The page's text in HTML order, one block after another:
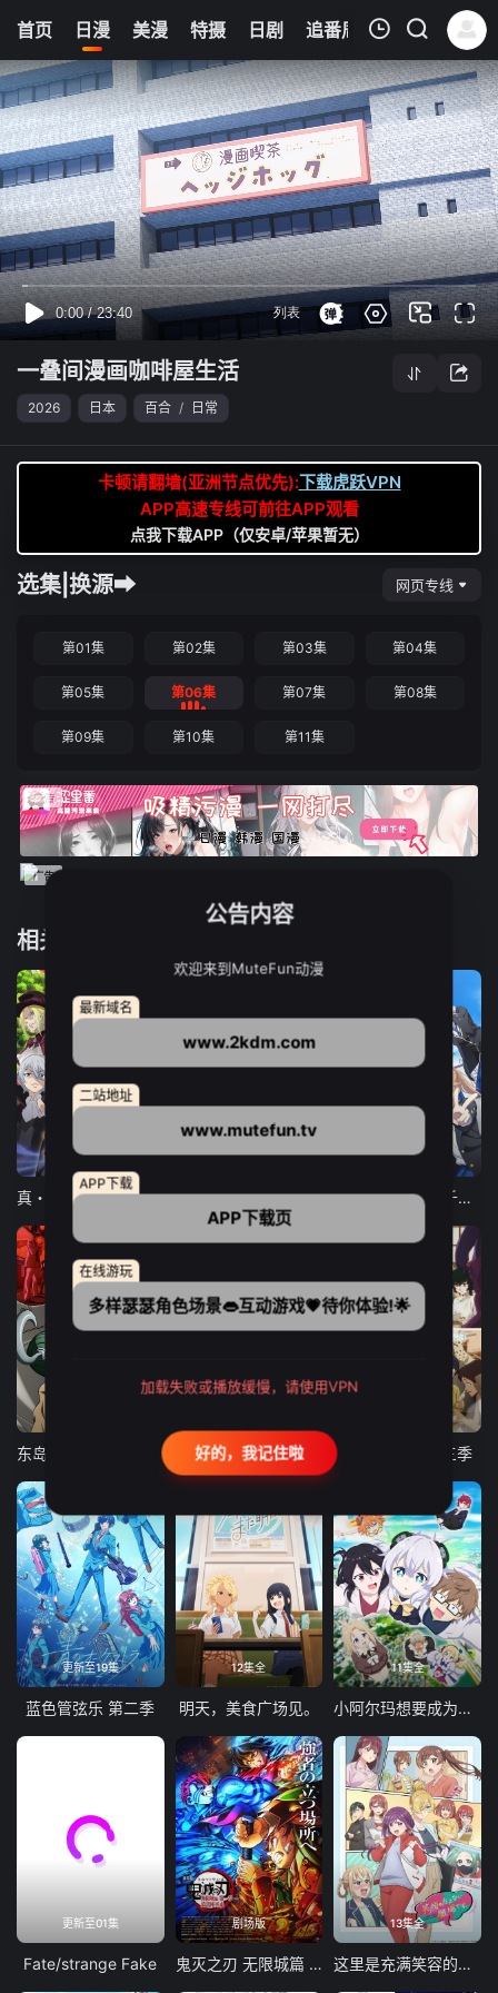
首页 日漫 美漫 特摄 日剧 追番周表 今日更新
0
我的观影记录
第06集
一叠间漫画咖啡屋生活
清空
一叠间漫画咖啡屋生活
2026 日本 百合 / 日常
卡顿请翻墙(亚洲节点优先):下载虎跃VPN
APP高速专线可前往APP观看
点我下载APP（仅安卓/苹果暂无）
选集|换源➡ 网页专线
第01集 第02集 第03集 第04集
第05集 第06集 第07集 第08集
第09集 第10集 第11集
相关推荐
12集全
真・进化果 实不知不觉踏上胜利的人生
12集全
东京猫猫 NEW～♡
13集全
弹珠汽水瓶里的千岁同学
古诺希亚 致不灭的你 第三季
更新至19集
蓝色管弦乐 第二季
12集全
明天，美食广场见。
11集全
小阿尔玛想要成为家人
更新至01集
Fate/strange Fake
剧场版
鬼灭之刃 无限城篇 第一章 猗窝座再袭
13集全
这里是充满笑容的职场。
公告内容
欢迎来到MuteFun动漫
最新域名
www.2kdm.com
二站地址
www.mutefun.tv
APP下载
APP下载页
在线游玩
多样瑟瑟角色场景👄互动游戏💗待你体验!🌟
加载失败或播放缓慢，请使用VPN
好的，我记住啦